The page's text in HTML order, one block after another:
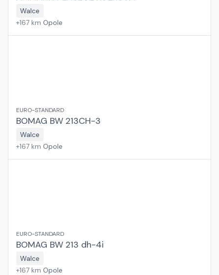
Walce
+167 km Opole
EURO-STANDARD
BOMAG BW 213CH-3
Walce
+167 km Opole
EURO-STANDARD
BOMAG BW 213 dh-4i
Walce
+167 km Opole